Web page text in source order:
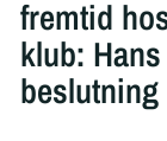
fremtid
klub:
beslutning